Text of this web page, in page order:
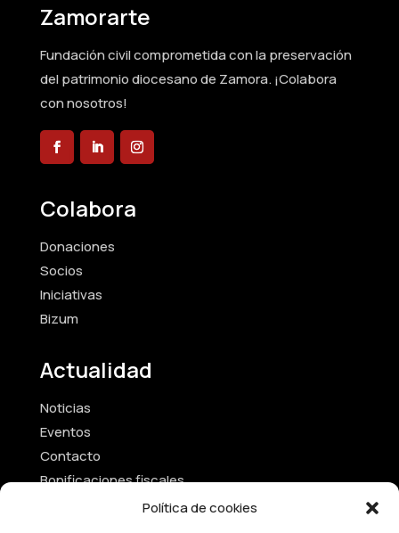
Política de cookies
Zamorarte
Fundación civil comprometida con la preservación
del patrimonio diocesano de Zamora. ¡Colabora
con nosotros!
Colabora
Donaciones
Socios
Iniciativas
Bizum
Actualidad
Noticias
Eventos
Contacto
Bonificaciones fiscales